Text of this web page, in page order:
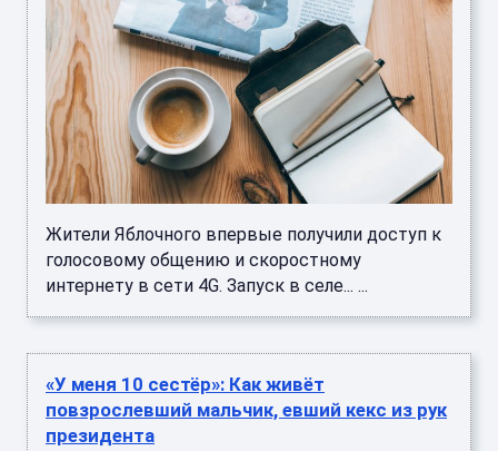
Жители Яблочного впервые получили доступ к
голосовому общению и скоростному
интернету в сети 4G. Запуск в селе... ...
«У меня 10 сестёр»: Как живёт
повзрослевший мальчик, евший кекс из рук
президента